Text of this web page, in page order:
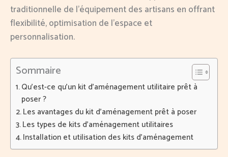
traditionnelle de l’équipement des artisans en offrant
flexibilité, optimisation de l’espace et
personnalisation.
Sommaire
Qu’est-ce qu’un kit d’aménagement utilitaire prêt à
poser ?
Les avantages du kit d’aménagement prêt à poser
Les types de kits d’aménagement utilitaires
Installation et utilisation des kits d’aménagement